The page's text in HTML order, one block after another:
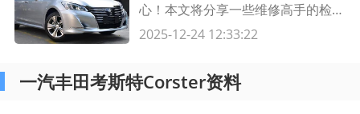
心！本文将分享一些维修高手的检修
技巧和方法，帮助您解决各种常见的
2025-12-24 12:33:22
一汽丰田考斯特Corster资料